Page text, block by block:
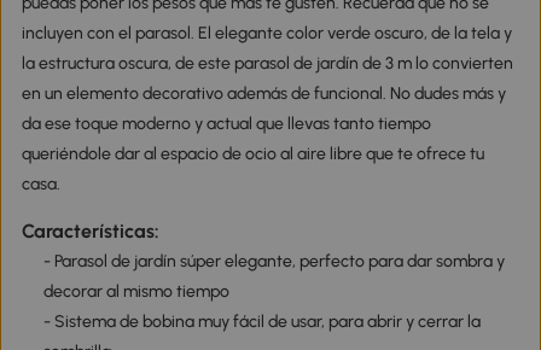
incluyen con el parasol. El elegante color verde oscuro, de la tela y
la estructura oscura, de este parasol de jardín de 3 m lo convierten
en un elemento decorativo además de funcional. No dudes más y
da ese toque moderno y actual que llevas tanto tiempo
queriéndole dar al espacio de ocio al aire libre que te ofrece tu
casa.
Características:
- Parasol de jardín súper elegante, perfecto para dar sombra y
decorar al mismo tiempo
- Sistema de bobina muy fácil de usar, para abrir y cerrar la